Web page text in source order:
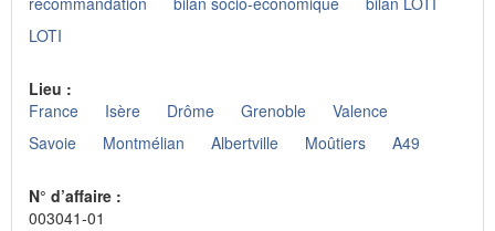
LOTI
Lieu :
France
Isère Drôme Grenoble
Valence
Savoie
Montmélian Albertville Moûtiers A49
N° d’affaire :
003041-01